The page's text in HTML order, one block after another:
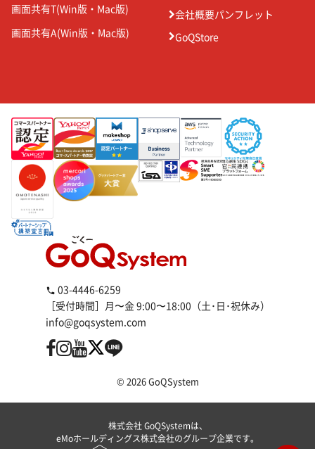
画面共有T(Win版 ・ Mac版)
画面共有A(Win版 ・ Mac版)
会社概要パンフレット
GoQStore
03-4446-6259
［受付時間］月〜金 9:00〜18:00（土･日･祝休み）
info@goqsystem.com
© 2026 GoQSystem
株式会社 GoQSystemは、
eMoホールディングス株式会社のグループ企業です。